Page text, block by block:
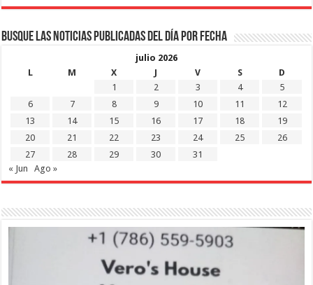
Busque las noticias publicadas del día por fecha
julio 2026
L
M X J V S
D
1
2 3 4
5
6
7 8 9 10 11
12
13
14 15 16 17 18
19
20
21 22 23 24 25
26
27
28 29 30
31
« Jun
Ago »